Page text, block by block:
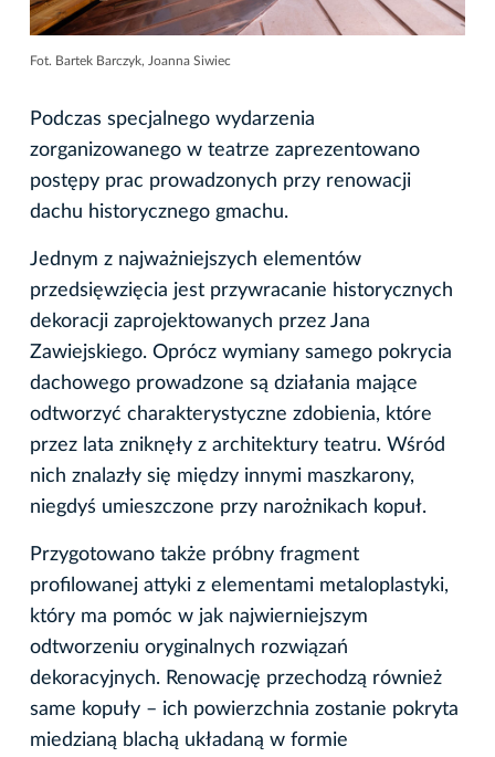
Fot. Bartek Barczyk, Joanna Siwiec
Podczas specjalnego wydarzenia
zorganizowanego w teatrze zaprezentowano
postępy prac prowadzonych przy renowacji
dachu historycznego gmachu.
Jednym z najważniejszych elementów
przedsięwzięcia jest przywracanie historycznych
dekoracji zaprojektowanych przez Jana
Zawiejskiego. Oprócz wymiany samego pokrycia
dachowego prowadzone są działania mające
odtworzyć charakterystyczne zdobienia, które
przez lata zniknęły z architektury teatru. Wśród
nich znalazły się między innymi maszkarony,
niegdyś umieszczone przy narożnikach kopuł.
Przygotowano także próbny fragment
profilowanej attyki z elementami metaloplastyki,
który ma pomóc w jak najwierniejszym
odtworzeniu oryginalnych rozwiązań
dekoracyjnych. Renowację przechodzą również
same kopuły – ich powierzchnia zostanie pokryta
miedzianą blachą układaną w formie